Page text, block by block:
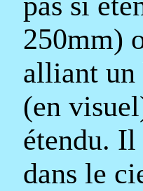
250mm)
alliant un
(en
étendu.
dans le